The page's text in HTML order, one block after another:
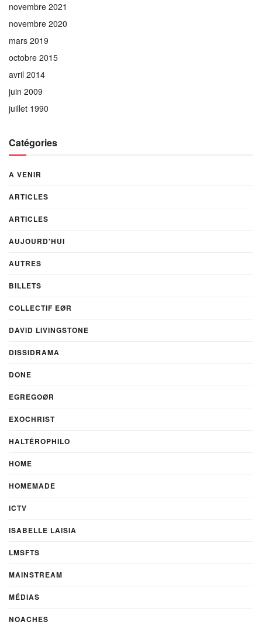
novembre 2021
novembre 2020
mars 2019
octobre 2015
avril 2014
juin 2009
juillet 1990
Catégories
A VENIR
ARTICLES
ARTICLES
AUJOURD'HUI
AUTRES
BILLETS
COLLECTIF EØR
DAVID LIVINGSTONE
DISSIDRAMA
DONE
EGREGOØR
EXOCHRIST
HALTÉROPHILO
HOME
HOMEMADE
ICTV
ISABELLE LAISIA
LMSFTS
MAINSTREAM
MÉDIAS
NOACHES